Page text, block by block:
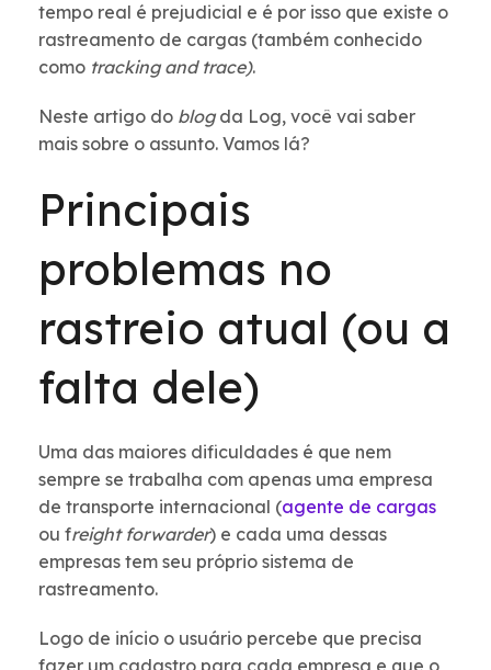
tempo real é prejudicial e é por isso que existe o
rastreamento de cargas (também conhecido
como tracking and trace).
Neste artigo do blogda Log, você vai saber
mais sobre o assunto. Vamos lá?
Principais
problemas no
rastreio atual (ou a
falta dele)
Uma das maiores dificuldades é que nem
sempre se trabalha com apenas uma empresa
de transporte internacional (agente de cargas
ou freight forwarder) e cada uma dessas
empresas tem seu próprio sistema de
rastreamento.
Logo de início o usuário percebe que precisa